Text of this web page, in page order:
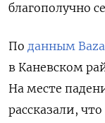
благополучно
По данным Baza
в Каневском
На месте
рассказали,